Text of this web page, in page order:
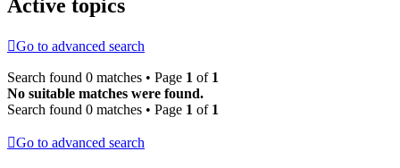
Active topics
Go to advanced search
Search found 0 matches • Page 1 of 1
No suitable matches were found.
Search found 0 matches • Page 1 of 1
Go to advanced search